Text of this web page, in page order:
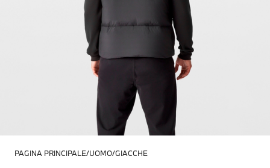
PAGINA PRINCIPALE UOMO GIACCHE